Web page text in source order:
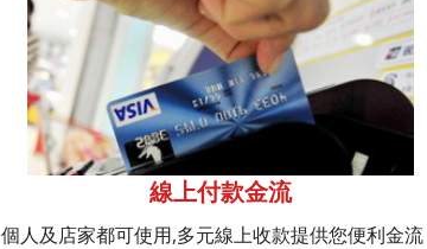
線上付款金流
個人及店家都可使用,多元線上收款提供您便利金流